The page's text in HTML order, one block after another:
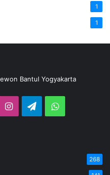
1
1
Bantul Yogyakarta
268